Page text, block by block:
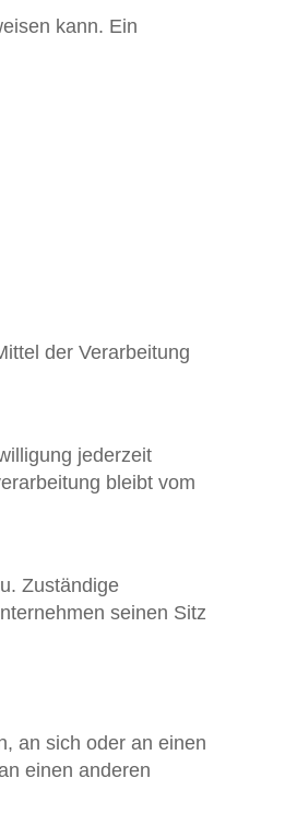
kann. Ein
der Verarbeitung
jederzeit
bleibt vom
Zuständige
seinen Sitz
an sich oder an einen
einen anderen